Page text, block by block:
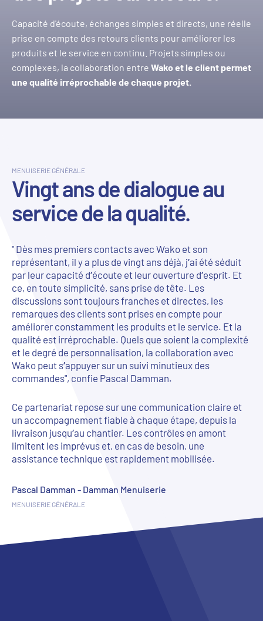
Capacité d'écoute, échanges simples et directs, une réelle
prise en compte des retours clients pour améliorer les
produits et le service en continu. Projets simples ou
complexes, la collaboration entre Wako et le client permet
une qualité irréprochable de chaque projet.
MENUISERIE GÉNÉRALE
Vingt ans de dialogue au
service de la qualité.
" Dès mes premiers contacts avec Wako et son
représentant, il y a plus de vingt ans déjà, j’ai été séduit
par leur capacité d’écoute et leur ouverture d’esprit. Et
ce, en toute simplicité, sans prise de tête. Les
discussions sont toujours franches et directes, les
remarques des clients sont prises en compte pour
améliorer constamment les produits et le service. Et la
qualité est irréprochable. Quels que soient la complexité
et le degré de personnalisation, la collaboration avec
Wako peut s’appuyer sur un suivi minutieux des
commandes", confie Pascal Damman.
Ce partenariat repose sur une communication claire et
un accompagnement fiable à chaque étape, depuis la
livraison jusqu’au chantier. Les contrôles en amont
limitent les imprévus et, en cas de besoin, une
assistance technique est rapidement mobilisée.
Pascal Damman - Damman Menuiserie
MENUISERIE GÉNÉRALE